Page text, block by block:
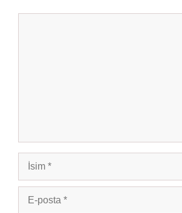
İsim
posta